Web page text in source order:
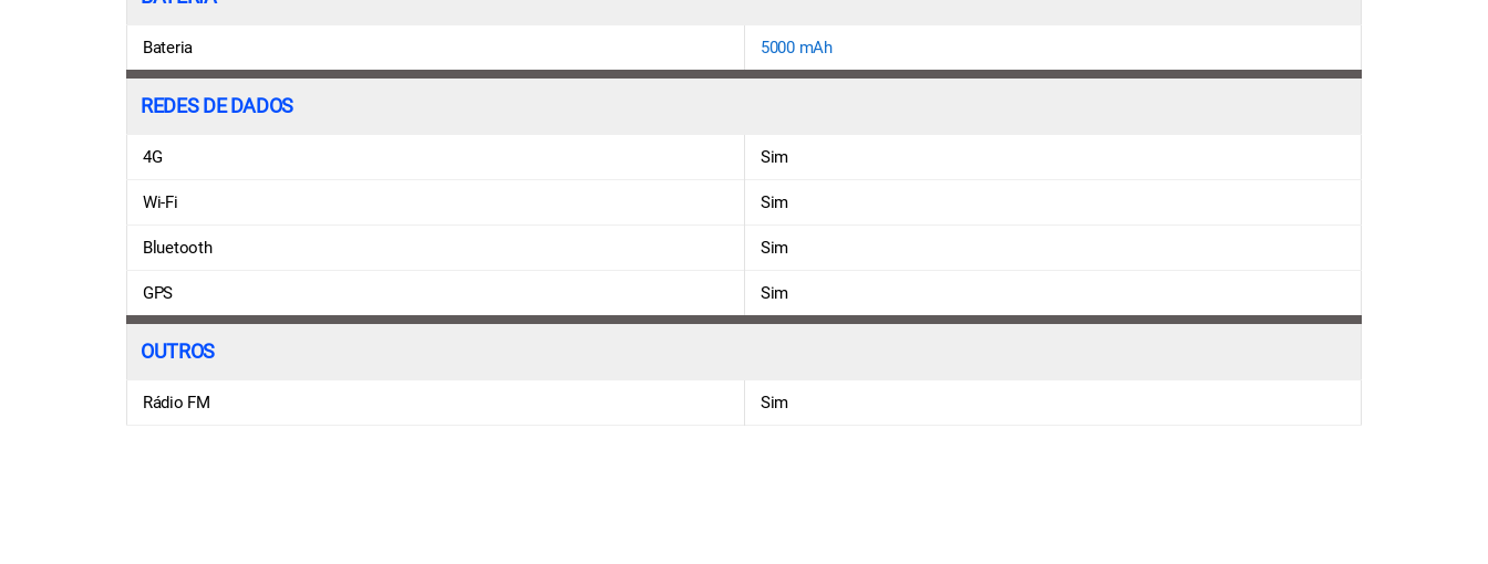
Bateria 5000 mAh
REDES DE DADOS
4G Sim
Wi-Fi Sim
Bluetooth Sim
GPS Sim
OUTROS
Rádio FM Sim